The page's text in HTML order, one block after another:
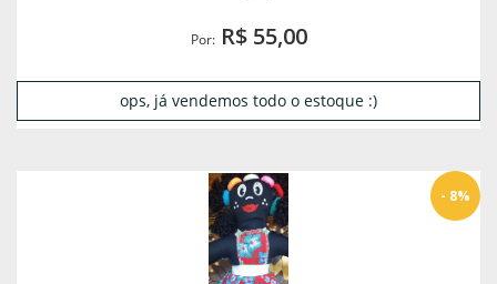
Por:R$ 55,00
ops, já vendemos todo o estoque :)
- 8%